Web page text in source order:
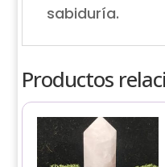
sabiduría.
Productos